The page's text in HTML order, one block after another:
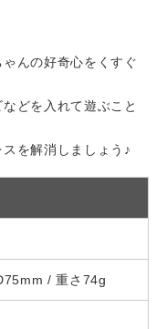
んの好奇心をくすぐ
どを入れて遊ぶこと
を解消しましょう♪
/ 重さ74g